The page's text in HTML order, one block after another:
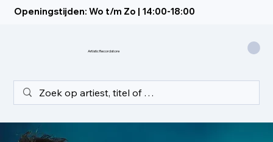
Openingstijden: Wo t/m Zo | 14:00-18:00
Artistic Recordstore